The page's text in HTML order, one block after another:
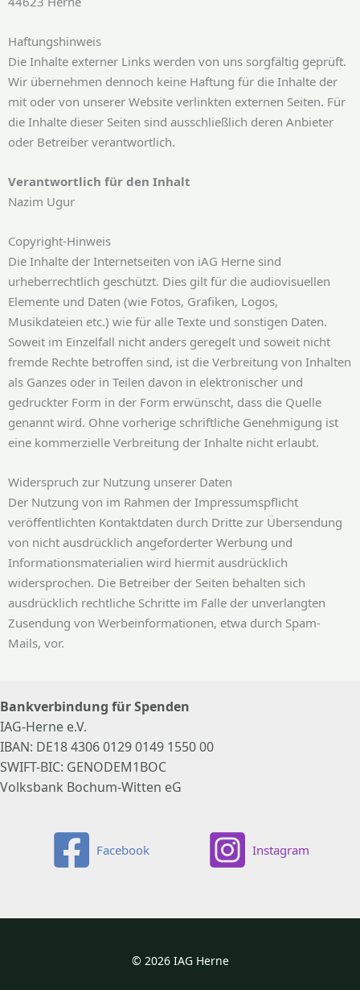
Haftungshinweis
Die Inhalte externer Links werden von uns sorgfältig geprüft.
Wir übernehmen dennoch keine Haftung für die Inhalte der
mit oder von unserer Website verlinkten externen Seiten. Für
die Inhalte dieser Seiten sind ausschließlich deren Anbieter
oder Betreiber verantwortlich.
Verantwortlich für den Inhalt
Nazim Ugur
Copyright-Hinweis
Die Inhalte der Internetseiten von iAG Herne sind
urheberrechtlich geschützt. Dies gilt für die audiovisuellen
Elemente und Daten (wie Fotos, Grafiken, Logos,
Musikdateien etc.) wie für alle Texte und sonstigen Daten.
Soweit im Einzelfall nicht anders geregelt und soweit nicht
fremde Rechte betroffen sind, ist die Verbreitung von Inhalten
als Ganzes oder in Teilen davon in elektronischer und
gedruckter Form in der Form erwünscht, dass die Quelle
genannt wird. Ohne vorherige schriftliche Genehmigung ist
eine kommerzielle Verbreitung der Inhalte nicht erlaubt.
Widerspruch zur Nutzung unserer Daten
Der Nutzung von im Rahmen der Impressumspflicht
veröffentlichten Kontaktdaten durch Dritte zur Übersendung
von nicht ausdrücklich angeforderter Werbung und
Informationsmaterialien wird hiermit ausdrücklich
widersprochen. Die Betreiber der Seiten behalten sich
ausdrücklich rechtliche Schritte im Falle der unverlangten
Zusendung von Werbeinformationen, etwa durch Spam-
Mails, vor.
Bankverbindung für Spenden
IAG-Herne e.V.
IBAN: DE18 4306 0129 0149 1550 00
SWIFT-BIC: GENODEM1BOC
Volksbank Bochum-Witten eG
Facebook Instagram
© 2026 IAG Herne